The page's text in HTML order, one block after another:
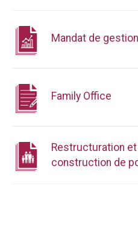
Mandat de gestion
Family Office
Restructuration et
construction de